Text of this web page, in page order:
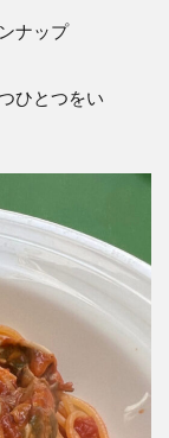
ナップ
ひとつをい